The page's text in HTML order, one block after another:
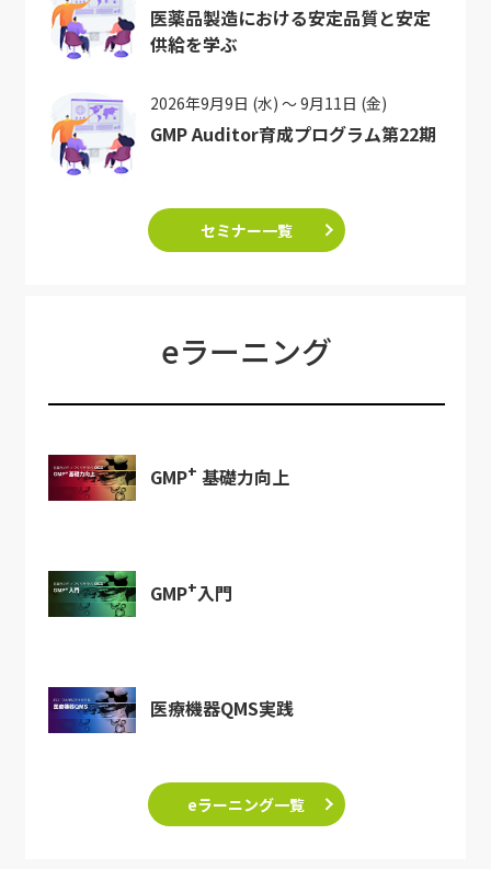
医薬品製造における安定品質と安定
供給を学ぶ
2026年9月9日 (水) ～ 9月11日 (金)
GMP Auditor育成プログラム第22期
セミナー一覧
eラーニング
GMP+ 基礎力向上
GMP+入門
医療機器QMS実践
eラーニング一覧